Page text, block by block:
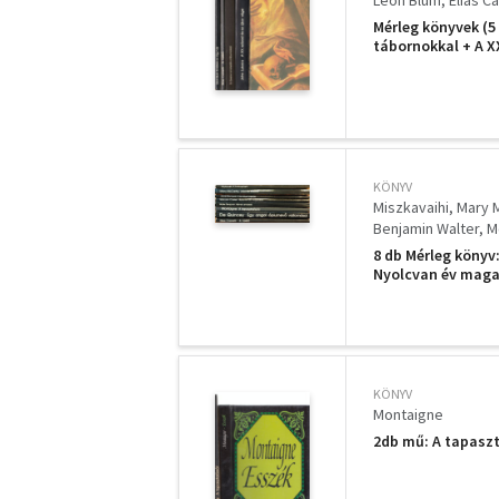
Mérleg könyvek
tábornokkal + A
KÖNYV
Miszkavaihi Mary
Benjamin Walter
8 db Mérleg
Nyolcvan év
KÖNYV
Montaigne
2db mű: A